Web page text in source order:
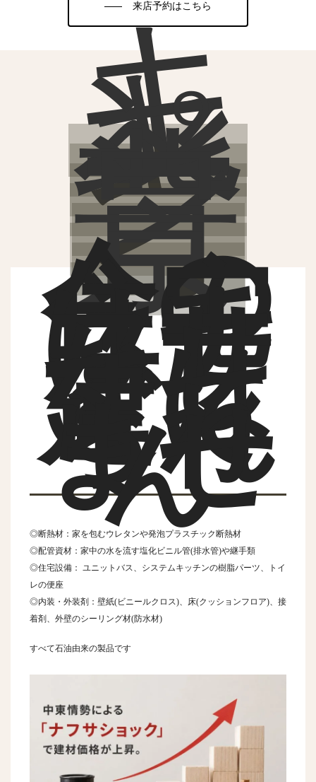
来店予約はこちら
キ
ャ
ン
ペ
ー
ン
背
景
今の
住宅
はナ
フサ
なし
では
建て
られ
ませ
ん
◎断熱材：家を包むウレタンや発泡プラスチック断熱材
◎配管資材：家中の水を流す塩化ビニル管(排水管)や継手類
◎住宅設備： ユニットバス、システムキッチンの樹脂パーツ、トイ
レの便座
◎内装・外装剤：壁紙(ビニールクロス)、床(クッションフロア)、接
着剤、外壁のシーリング材(防水材)
すべて石油由来の製品です